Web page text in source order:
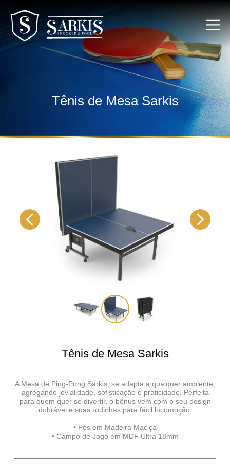
Tênis de Mesa Sarkis
Sobre nós
Mesas de Sinuca
Reformas e Manutenções
Contatos
Chamar no Whatsapp
Tênis de Mesa Sarkis
A Mesa de Ping-Pong Sarkis, se adapta a qualquer ambiente,
agregando jovialidade, sofisticação e praticidade. Perfeita
para quem quer se divertir, o bônus vem com o seu design
dobrável e suas rodinhas para fácil locomoção.
• Pés em Madeira Maciça
• Campo de Jogo em MDF Ultra 18mm